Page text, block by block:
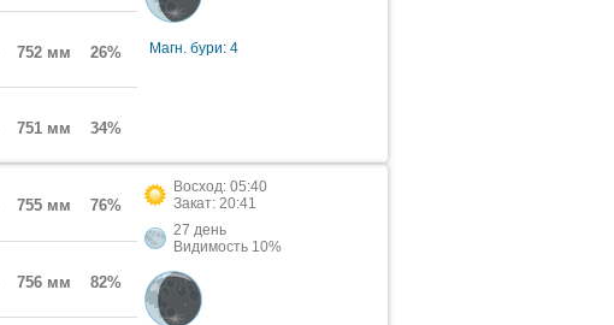
752 мм 26%
751 мм 34%
Магн. бури: 4
755 мм 76%
756 мм 82%
Восход: 05:40
Закат: 20:41
27 день
Видимость 10%